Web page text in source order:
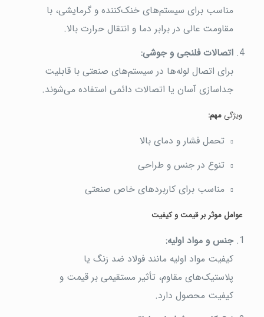
مناسب برای سیستم‌های خنک‌کننده و گرمایشی، با
مقاومت عالی در برابر دما و انتقال حرارت بالا.
اتصالات فلنجی و جوشی:
برای اتصال لوله‌ها در سیستم‌های صنعتی با قابلیت
جداسازی آسان یا اتصالات دائمی استفاده می‌شوند.
ویژگی مهم:
تحمل فشار و دمای بالا
تنوع در جنس و طراحی
مناسب برای کاربردهای خاص صنعتی
عوامل موثر بر قیمت و کیفیت
جنس و مواد اولیه:
کیفیت مواد اولیه مانند فولاد ضد زنگ یا
پلاستیک‌های مقاوم، تأثیر مستقیمی بر قیمت و
کیفیت محصول دارد.